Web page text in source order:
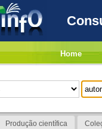
Home
Produção científica